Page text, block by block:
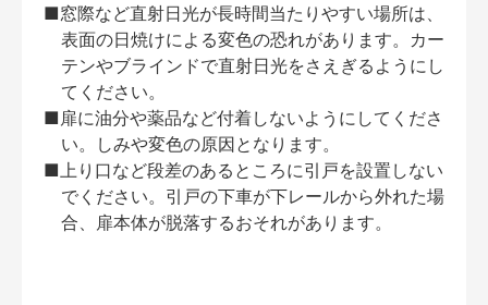
■窓際など直射日光が長時間当たりやすい場所は、
表面の日焼けによる変色の恐れがあります。カー
テンやブラインドで直射日光をさえぎるようにし
てください。
■扉に油分や薬品など付着しないようにしてくださ
い。しみや変色の原因となります。
■上り口など段差のあるところに引戸を設置しない
でください。引戸の下車が下レールから外れた場
合、扉本体が脱落するおそれがあります。